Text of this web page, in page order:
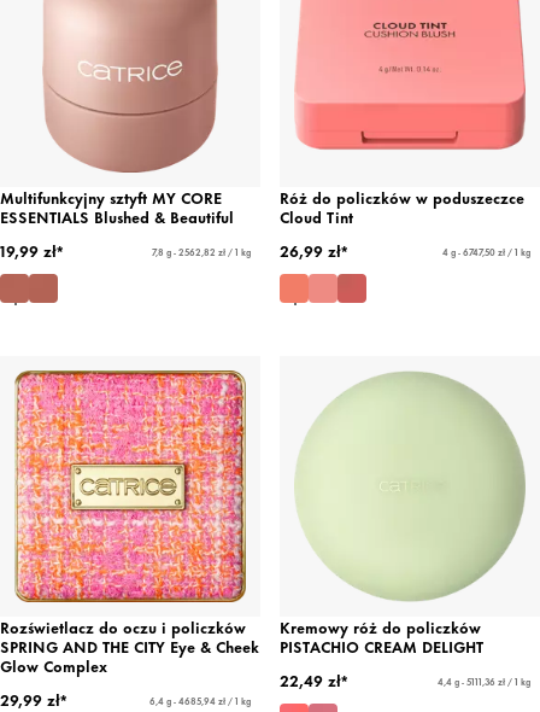
Multifunkcyjny sztyft MY CORE
ESSENTIALS Blushed & Beautiful
19,99 zł*
7,8 g - 2562,82 zł / 1 kg
Róż do policzków w poduszeczce
Cloud Tint
26,99 zł*
4 g - 6747,50 zł / 1 kg
Rozświetlacz do oczu i policzków
SPRING AND THE CITY Eye & Cheek
Glow Complex
29,99 zł*
6,4 g - 4685,94 zł / 1 kg
Kremowy róż do policzków
PISTACHIO CREAM DELIGHT
22,49 zł*
4,4 g - 5111,36 zł / 1 kg